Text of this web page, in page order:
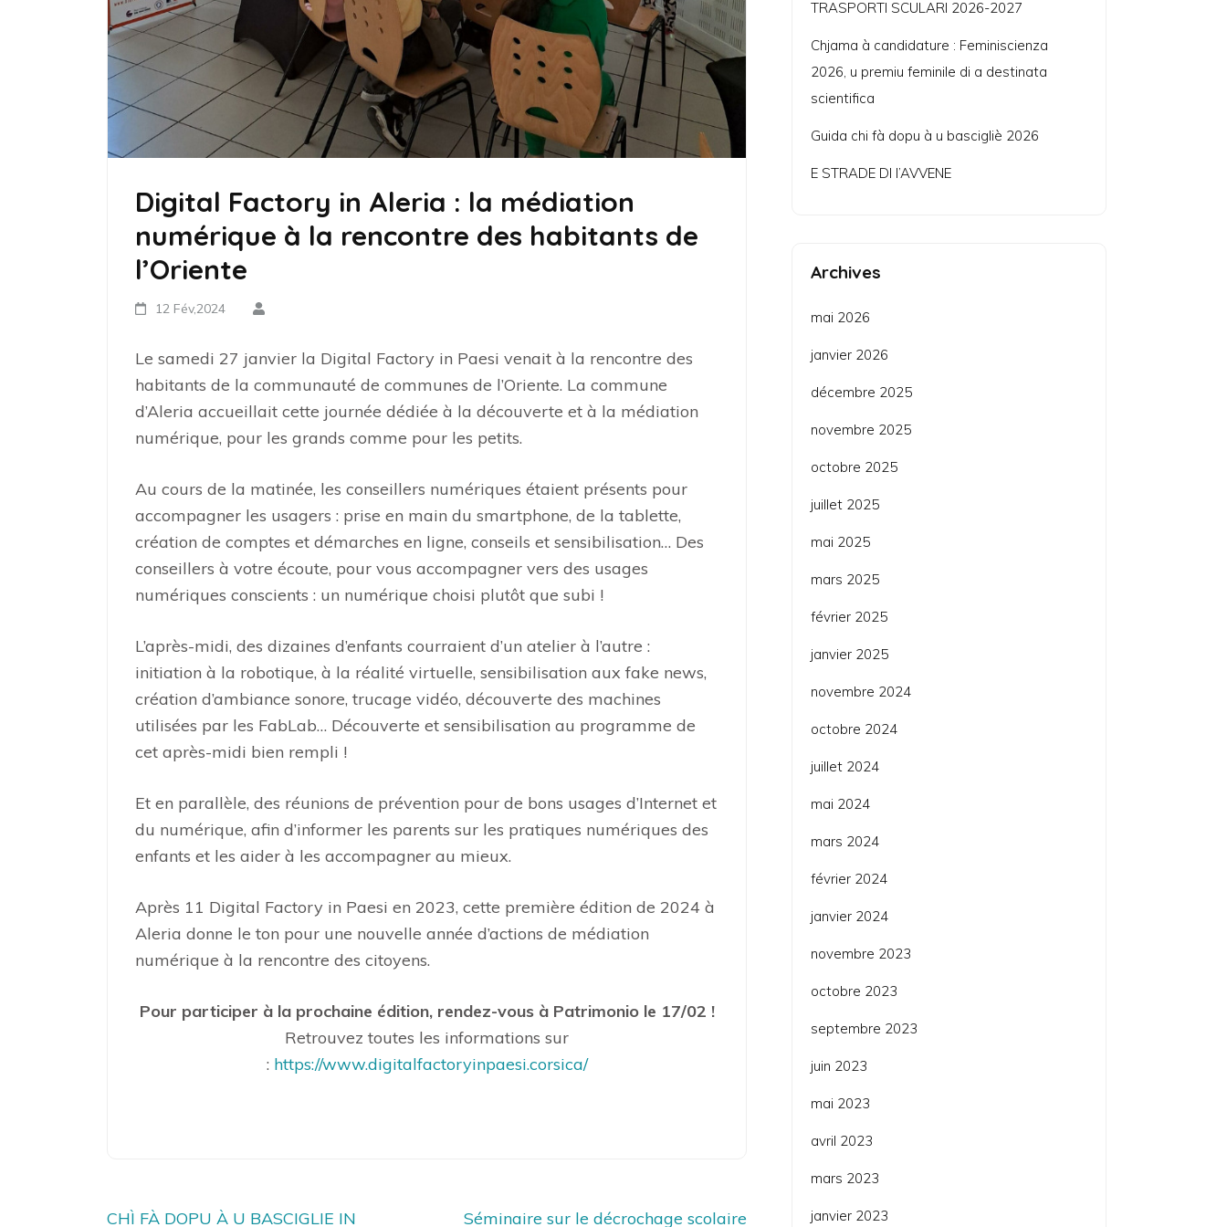
Digital Factory in Aleria : la médiation
numérique à la rencontre des habitants de
l’Oriente
12 Fév,2024
Le samedi 27 janvier la Digital Factory in Paesi venait à la rencontre des
habitants de la communauté de communes de l’Oriente. La commune
d’Aleria accueillait cette journée dédiée à la découverte et à la médiation
numérique, pour les grands comme pour les petits.
Au cours de la matinée, les conseillers numériques étaient présents pour
accompagner les usagers : prise en main du smartphone, de la tablette,
création de comptes et démarches en ligne, conseils et sensibilisation… Des
conseillers à votre écoute, pour vous accompagner vers des usages
numériques conscients : un numérique choisi plutôt que subi !
L’après-midi, des dizaines d’enfants courraient d’un atelier à l’autre :
initiation à la robotique, à la réalité virtuelle, sensibilisation aux fake news,
création d’ambiance sonore, trucage vidéo, découverte des machines
utilisées par les FabLab… Découverte et sensibilisation au programme de
cet après-midi bien rempli !
Et en parallèle, des réunions de prévention pour de bons usages d’Internet et
du numérique, afin d’informer les parents sur les pratiques numériques des
enfants et les aider à les accompagner au mieux.
Après 11 Digital Factory in Paesi en 2023, cette première édition de 2024 à
Aleria donne le ton pour une nouvelle année d’actions de médiation
numérique à la rencontre des citoyens.
Pour participer à la prochaine édition, rendez-vous à Patrimonio le 17/02 !
Retrouvez toutes les informations sur
: https://www.digitalfactoryinpaesi.corsica/
Navigation
CHÌ FÀ DOPU À U BASCIGLIE IN
Séminaire sur le décrochage scolaire
TRASPORTI SCULARI 2026-2027
Chjama à candidature : Feminiscienza
2026, u premiu feminile di a destinata
scientifica
Guida chi fà dopu à u bascigliè 2026
E STRADE DI l’AVVENE
Archives
mai 2026
janvier 2026
décembre 2025
novembre 2025
octobre 2025
juillet 2025
mai 2025
mars 2025
février 2025
janvier 2025
novembre 2024
octobre 2024
juillet 2024
mai 2024
mars 2024
février 2024
janvier 2024
novembre 2023
octobre 2023
septembre 2023
juin 2023
mai 2023
avril 2023
mars 2023
janvier 2023